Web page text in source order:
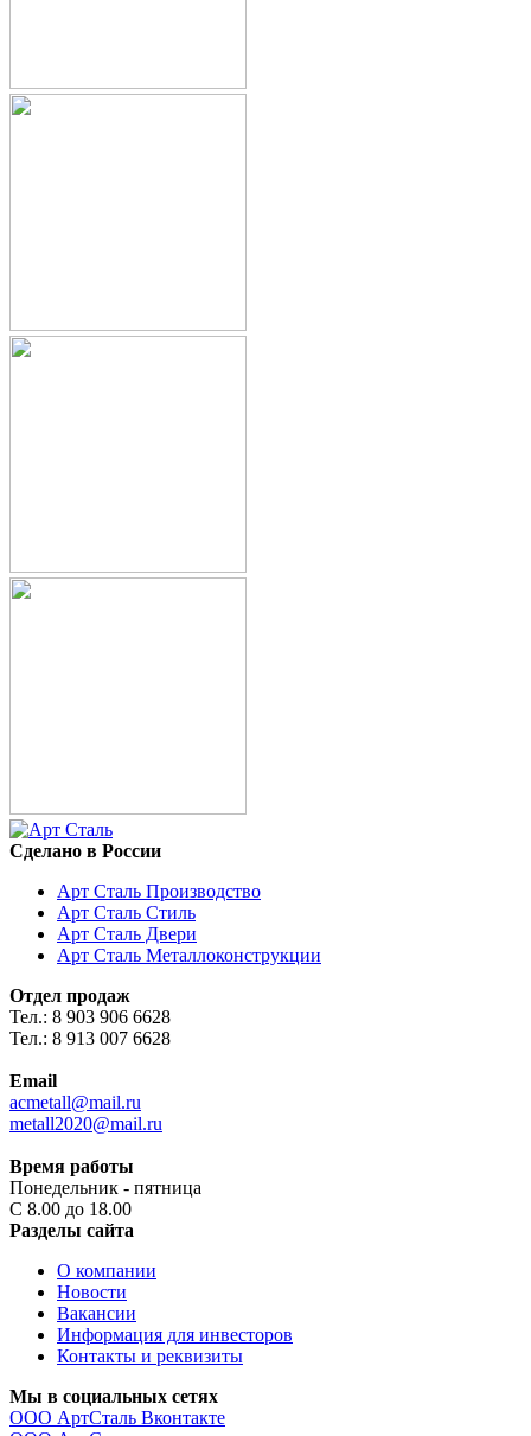
Сделано в России
Арт Сталь Производство
Арт Сталь Стиль
Арт Сталь Двери
Арт Сталь Металлоконструкции
Отдел продаж
Тел.: 8 903 906 6628
Тел.: 8 913 007 6628
Email
acmetall@mail.ru
metall2020@mail.ru
Время работы
Понедельник - пятница
С 8.00 до 18.00
Разделы сайта
О компании
Новости
Вакансии
Информация для инвесторов
Контакты и реквизиты
Мы в социальных сетях
ООО АртСталь Вконтакте